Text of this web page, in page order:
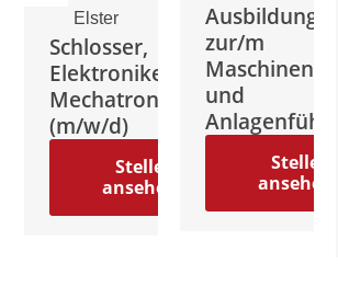
Elster
Schlosser,
Elektroniker,
Mechatroniker
(m/w/d)
Stelle
ansehen
Ausbildung
zur/m
Maschinen-
und
Anlagenführer
Stelle
ansehen